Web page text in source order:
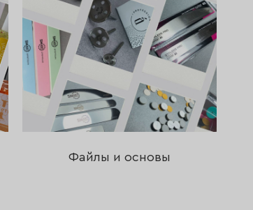
Файлы и основы